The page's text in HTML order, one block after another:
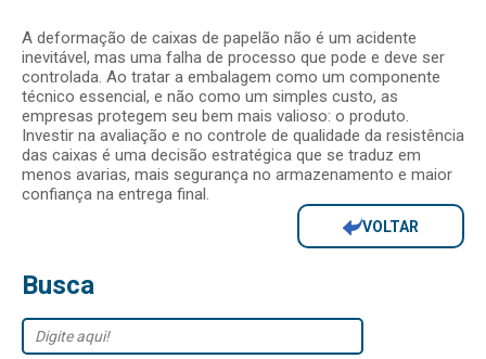
A deformação de caixas de papelão não é um acidente
inevitável, mas uma falha de processo que pode e deve ser
controlada. Ao tratar a embalagem como um componente
técnico essencial, e não como um simples custo, as
empresas protegem seu bem mais valioso: o produto.
Investir na avaliação e no controle de qualidade da resistência
das caixas é uma decisão estratégica que se traduz em
menos avarias, mais segurança no armazenamento e maior
confiança na entrega final.
VOLTAR
Busca